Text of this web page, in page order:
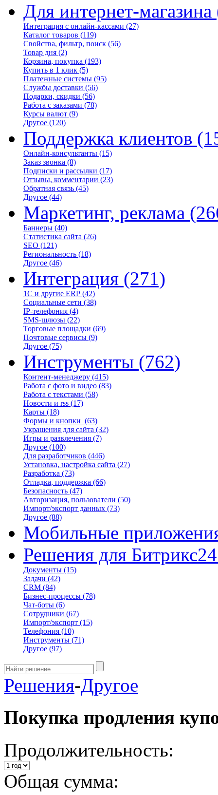
Для интернет-магазина
Интеграция с онлайн-кассами (27)
Каталог товаров (119)
Свойства, фильтр, поиск (56)
Товар дня (2)
Корзина, покупка (193)
Купить в 1 клик (5)
Платежные системы (95)
Службы доставки (56)
Подарки, скидки (56)
Работа с заказами (78)
Курсы валют (9)
Другое (120)
Поддержка клиентов
Онлайн-консультанты (15)
Заказ звонка (8)
Подписки и рассылки (17)
Отзывы, комментарии (23)
Обратная связь (45)
Другое (44)
Маркетинг, реклама
Баннеры (40)
Статистика сайта (26)
SEO (121)
Региональность (18)
Другое (46)
Интеграция (271)
1С и другие ERP (42)
Социальные сети (38)
IP-телефония (4)
SMS-шлюзы (22)
Торговые площадки (69)
Почтовые сервисы (9)
Другое (75)
Инструменты (762)
Контент-менеджеру (415)
Работа с фото и видео (83)
Работа с текстами (58)
Новости и rss (17)
Карты (18)
Формы и кнопки (63)
Украшения для сайта (32)
Игры и развлечения (7)
Другое (100)
Для разработчиков (446)
Установка, настройка сайта (27)
Разработка (73)
Отладка, поддержка (66)
Безопасность (47)
Авторизация, пользователи (50)
Импорт/экспорт данных (73)
Другое (88)
Мобильные
Решения для Битрикс24
Документы (15)
Задачи (42)
CRM (84)
Бизнес-процессы (78)
Чат-боты (6)
Сотрудники (67)
Импорт/экспорт (15)
Телефония (10)
Инструменты (71)
Другое (97)
Решения-Другое
Покупка продления
Продолжительность:
Общая сумма: